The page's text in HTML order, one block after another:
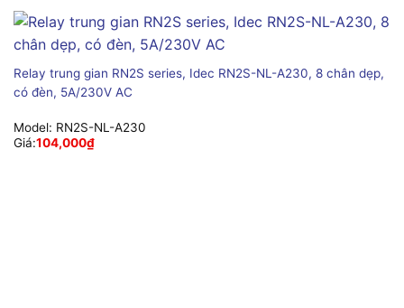
Relay trung gian RN2S series, Idec RN2S-NL-A230, 8 chân dẹp,
có đèn, 5A/230V AC
Model: RN2S-NL-A230
Giá:104,000₫